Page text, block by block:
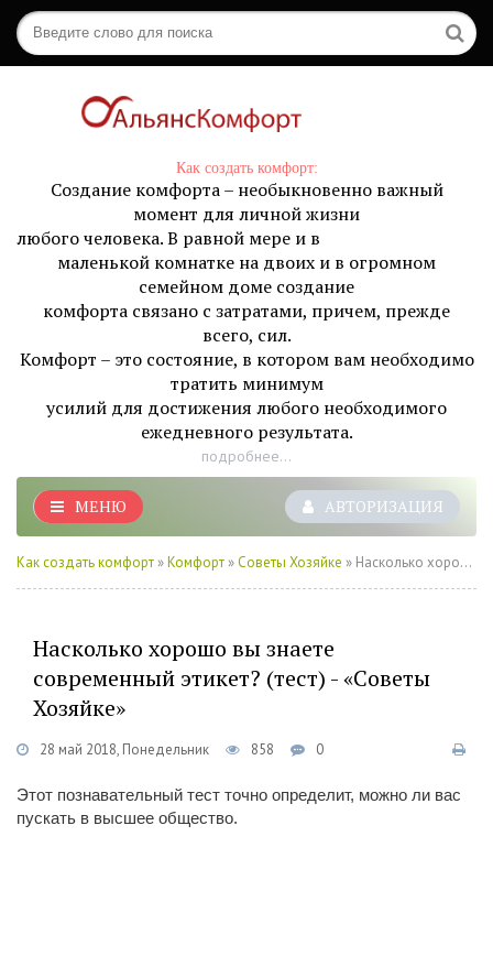
Как создать комфорт:
Создание комфорта – необыкновенно важный
момент для личной жизни
любого человека. В равной мере и в
маленькой комнатке на двоих и в огромном
семейном доме создание
комфорта связано с затратами, причем, прежде
всего, сил.
Комфорт – это состояние, в котором вам необходимо
тратить минимум
усилий для достижения любого необходимого
ежедневного результата.
подробнее...
АВТОРИЗАЦИЯ
МЕНЮ
Как создать комфорт »Комфорт »Советы Хозяйке » Насколько хорошо вы знаете современный этикет? (тест) - «Советы Хозяйке»
Насколько хорошо вы знаете
современный этикет? (тест) - «Советы
Хозяйке»
28 май 2018, Понедельник 858 0
Этот познавательный тест точно определит, можно ли вас
пускать в высшее общество.